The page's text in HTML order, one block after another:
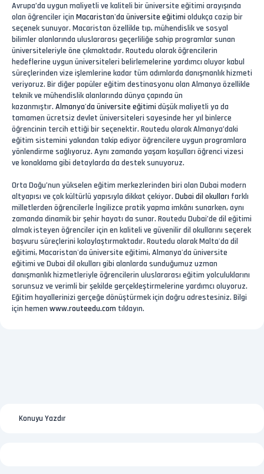
Avrupa’da uygun maliyetli ve kaliteli bir üniversite eğitimi arayışında
olan öğrenciler için Macaristan'da üniversite eğitimi oldukça cazip bir
seçenek sunuyor. Macaristan özellikle tıp, mühendislik ve sosyal
bilimler alanlarında uluslararası geçerliliğe sahip programlar sunan
üniversiteleriyle öne çıkmaktadır. Routedu olarak öğrencilerin
hedeflerine uygun üniversiteleri belirlemelerine yardımcı oluyor kabul
süreçlerinden vize işlemlerine kadar tüm adımlarda danışmanlık hizmeti
veriyoruz. Bir diğer popüler eğitim destinasyonu olan Almanya özellikle
teknik ve mühendislik alanlarında dünya çapında ün
kazanmıştır. Almanya'da üniversite eğitimi düşük maliyetli ya da
tamamen ücretsiz devlet üniversiteleri sayesinde her yıl binlerce
öğrencinin tercih ettiği bir seçenektir. Routedu olarak Almanya’daki
eğitim sistemini yakından takip ediyor öğrencilere uygun programlara
yönlendirme sağlıyoruz. Aynı zamanda yaşam koşulları öğrenci vizesi
ve konaklama gibi detaylarda da destek sunuyoruz.
Orta Doğu’nun yükselen eğitim merkezlerinden biri olan Dubai modern
altyapısı ve çok kültürlü yapısıyla dikkat çekiyor. Dubai dil okulları farklı
milletlerden öğrencilerle İngilizce pratik yapma imkânı sunarken, aynı
zamanda dinamik bir şehir hayatı da sunar. Routedu Dubai’de dil eğitimi
almak isteyen öğrenciler için en kaliteli ve güvenilir dil okullarını seçerek
başvuru süreçlerini kolaylaştırmaktadır. Routedu olarak Malta'da dil
eğitimi, Macaristan'da üniversite eğitimi, Almanya'da üniversite
eğitimi ve Dubai dil okulları gibi alanlarda sunduğumuz uzman
danışmanlık hizmetleriyle öğrencilerin uluslararası eğitim yolculuklarını
sorunsuz ve verimli bir şekilde gerçekleştirmelerine yardımcı oluyoruz.
Eğitim hayallerinizi gerçeğe dönüştürmek için doğru adrestesiniz. Bilgi
için hemen www.routeedu.com tıklayın.
Konuyu Yazdır